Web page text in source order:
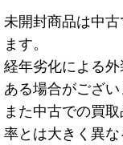
未開封商品は中
ます。
経年劣化による
ある場合がござい
また中古での買
率とは大きく異な